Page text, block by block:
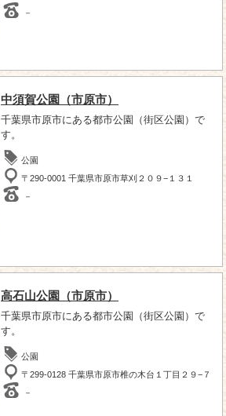
－
中須賀公園（市原市）
千葉県市原市にある都市公園（街区公園）で
す。
公園
〒290-0001 千葉県市原市草刈２０９−１３１
－
高石山公園（市原市）
千葉県市原市にある都市公園（街区公園）で
す。
公園
〒299-0128 千葉県市原市椎の木台１丁目２９−７
－